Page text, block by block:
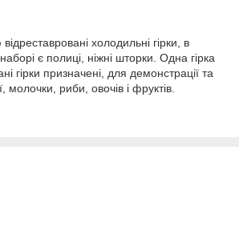
холодильні гірки, в
є полиці, ніжні шторки. Одна гірка
гірки призначені, для демонстрації та
молочки, риби, овочів і фруктів.